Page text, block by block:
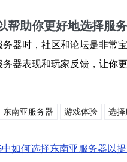
帮助你更好地选择服
器时，社区和论坛是非常
器表现和玩家反馈，让你
东南亚服务器 游戏体验 选择
如何选择东南亚服务器以